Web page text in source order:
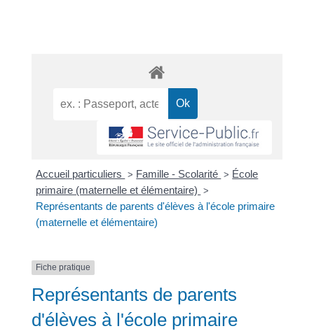
Accueil particuliers > Famille - Scolarité > École
primaire (maternelle et élémentaire) >
Représentants de parents d'élèves à l'école primaire
(maternelle et élémentaire)
Fiche pratique
Représentants de parents
d'élèves à l'école primaire